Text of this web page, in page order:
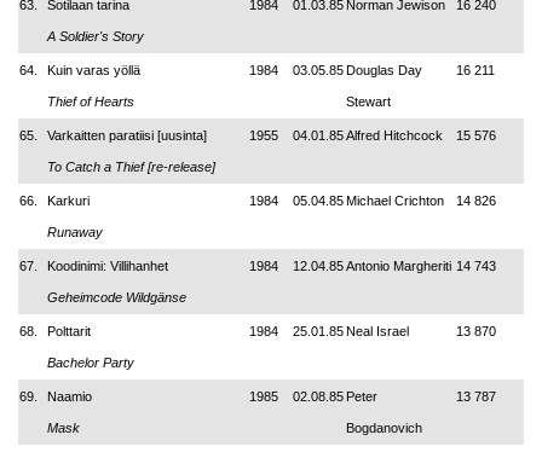
63. Sotilaan tarina
A Soldier's Story
1984 01.03.85 Norman Jewison 16 240
64. Kuin varas yöllä
Thief of Hearts
1984 03.05.85Douglas Day
Stewart
16 211
65. Varkaitten paratiisi [uusinta]
To Catch a Thief [re-release]
1955 04.01.85Alfred Hitchcock 15 576
66. Karkuri
Runaway
1984 05.04.85Michael Crichton 14 826
67. Koodinimi: Villihanhet
Geheimcode Wildgänse
1984 12.04.85Antonio Margheriti 14 743
68. Polttarit
Bachelor Party
1984 25.01.85Neal Israel 13 870
69. Naamio
Mask
1985 02.08.85 Peter
Bogdanovich
13 787